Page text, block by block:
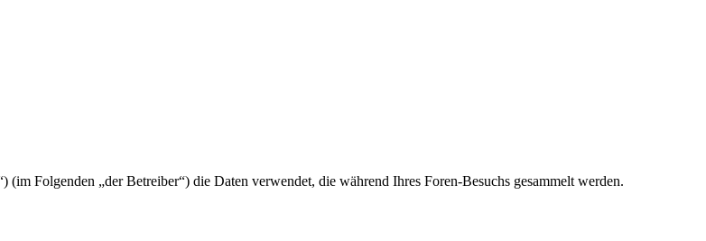
Folgenden „der Betreiber“) die Daten verwendet, die während Ihres Foren-Besuchs gesammelt werden.